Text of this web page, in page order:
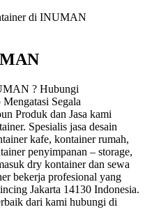
di INUMAN
? Hubungi
Segala
Produk dan Jasa kami
Spesialis jasa desain
kafe, kontainer rumah,
penyimpanan – storage,
dry kontainer dan sewa
bekerja profesional yang
Jakarta 14130 Indonesia.
dari kami hubungi di